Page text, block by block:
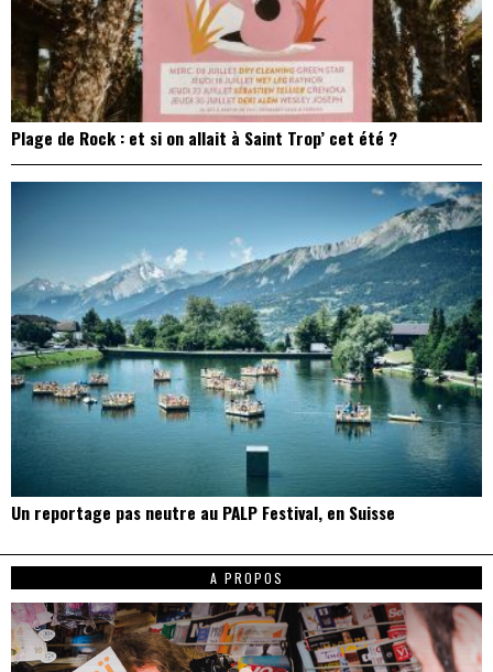
Plage de Rock : et si on allait à Saint Trop’ cet été ?
Un reportage pas neutre au PALP Festival, en Suisse
A PROPOS